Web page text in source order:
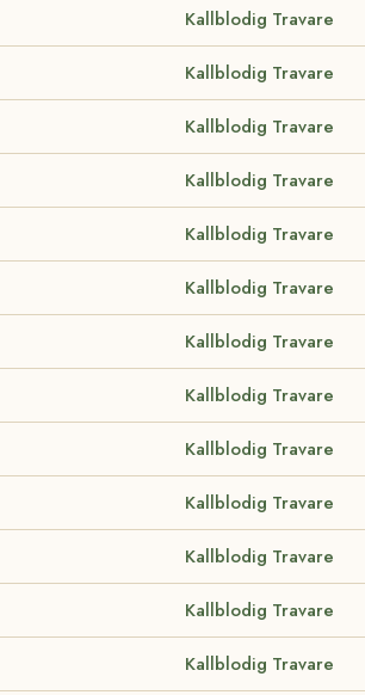
Kallblodig Travare
Kallblodig Travare
Kallblodig Travare
Kallblodig Travare
Kallblodig Travare
Kallblodig Travare
Kallblodig Travare
Kallblodig Travare
Kallblodig Travare
Kallblodig Travare
Kallblodig Travare
Kallblodig Travare
Kallblodig Travare